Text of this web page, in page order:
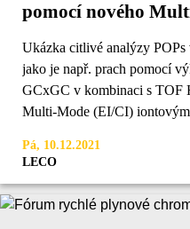
pomocí nového
letu s vysokým
Ukázka citlivé analýzy
jako je např. prach pomocí
GCxGC v kombinaci s TOF
Multi-Mode (EI/CI)
Pá, 10.12.2021
LECO